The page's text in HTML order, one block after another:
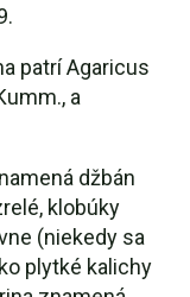
patrí Agaricus
a
džbán
klobúky
(niekedy sa
plytké kalichy